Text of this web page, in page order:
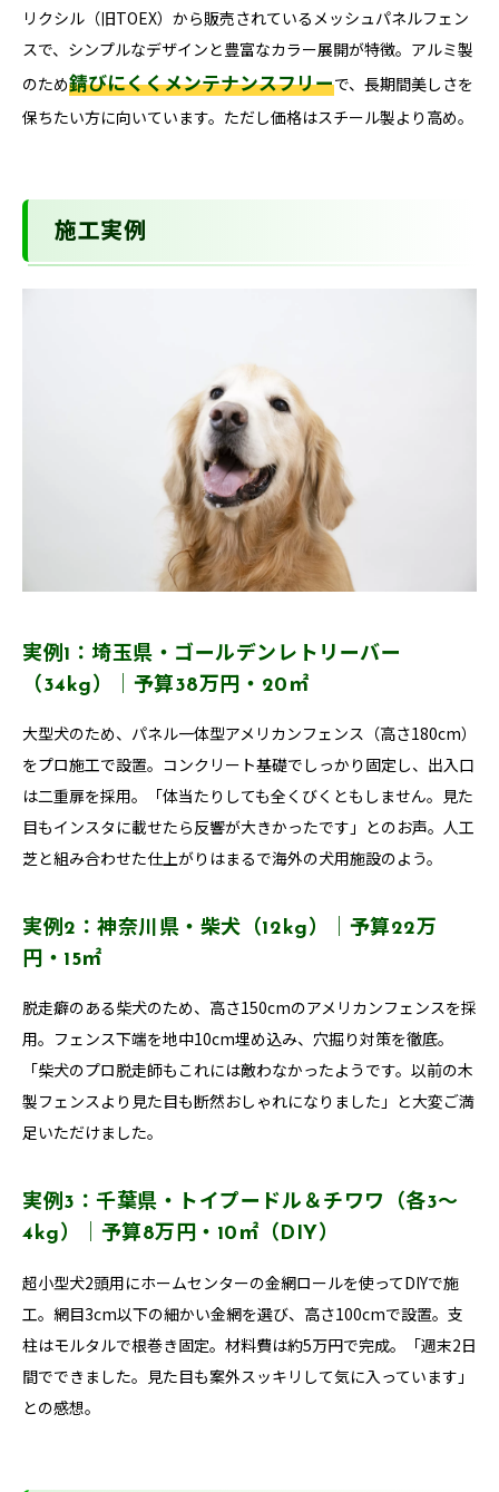
リクシル（旧TOEX）から販売されているメッシュパネルフェン
スで、シンプルなデザインと豊富なカラー展開が特徴。アルミ製
のため錆びにくくメンテナンスフリーで、長期間美しさを
保ちたい方に向いています。ただし価格はスチール製より高め。
施工実例
実例1：埼玉県・ゴールデンレトリーバー
（34kg）｜予算38万円・20㎡
大型犬のため、パネル一体型アメリカンフェンス（高さ180cm）
をプロ施工で設置。コンクリート基礎でしっかり固定し、出入口
は二重扉を採用。「体当たりしても全くびくともしません。見た
目もインスタに載せたら反響が大きかったです」とのお声。人工
芝と組み合わせた仕上がりはまるで海外の犬用施設のよう。
実例2：神奈川県・柴犬（12kg）｜予算22万
円・15㎡
脱走癖のある柴犬のため、高さ150cmのアメリカンフェンスを採
用。フェンス下端を地中10cm埋め込み、穴掘り対策を徹底。
「柴犬のプロ脱走師もこれには敵わなかったようです。以前の木
製フェンスより見た目も断然おしゃれになりました」と大変ご満
足いただけました。
実例3：千葉県・トイプードル＆チワワ（各3〜
4kg）｜予算8万円・10㎡（DIY）
超小型犬2頭用にホームセンターの金網ロールを使ってDIYで施
工。網目3cm以下の細かい金網を選び、高さ100cmで設置。支
柱はモルタルで根巻き固定。材料費は約5万円で完成。「週末2日
間でできました。見た目も案外スッキリして気に入っています」
との感想。